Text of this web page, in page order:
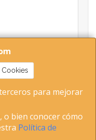
para mejorar
bien conocer cómo
Política de
967305651 C.I.F-